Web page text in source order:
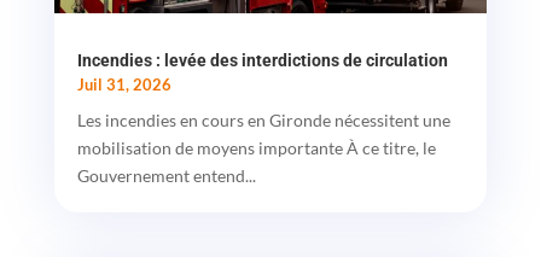
Incendies : levée des interdictions de circulation
Juil 31, 2026
Les incendies en cours en Gironde nécessitent une
mobilisation de moyens importante À ce titre, le
Gouvernement entend...